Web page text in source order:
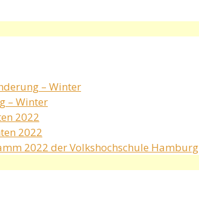
– Winter
– Winter
2022
2022
2022 der Volkshochschule Hamburg